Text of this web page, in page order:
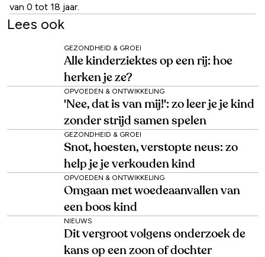
van 0 tot 18 jaar.
Lees ook
GEZONDHEID & GROEI
Alle kinderziektes op een rij: hoe
herken je ze?
OPVOEDEN & ONTWIKKELING
'Nee, dat is van mij!': zo leer je je kind
zonder strijd samen spelen
GEZONDHEID & GROEI
Snot, hoesten, verstopte neus: zo
help je je verkouden kind
OPVOEDEN & ONTWIKKELING
Omgaan met woedeaanvallen van
een boos kind
NIEUWS
Dit vergroot volgens onderzoek de
kans op een zoon of dochter